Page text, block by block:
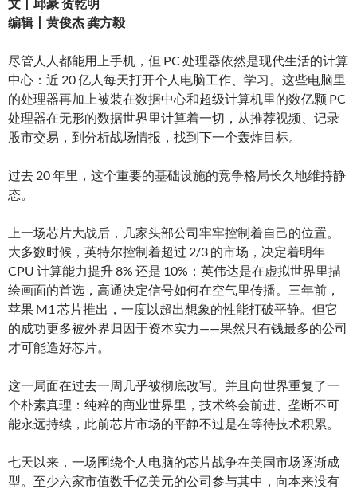
编辑丨黄俊杰 龚方毅
尽管人人都能用上手机，但 PC 处理器依然是现代生活的计算
中心：近 20 亿人每天打开个人电脑工作、学习。这些电脑里
的处理器再加上被装在数据中心和超级计算机里的数亿颗 PC
处理器在无形的数据世界里计算着一切，从推荐视频、记录
股市交易，到分析战场情报，找到下一个轰炸目标。
过去 20 年里，这个重要的基础设施的竞争格局长久地维持静
态。
上一场芯片大战后，几家头部公司牢牢控制着自己的位置。
大多数时候，英特尔控制着超过 2/3 的市场，决定着明年
CPU 计算能力提升 8% 还是 10%；英伟达是在虚拟世界里描
绘画面的首选，高通决定信号如何在空气里传播。三年前，
苹果 M1 芯片推出，一度以超出想象的性能打破平静。但它
的成功更多被外界归因于资本实力——果然只有钱最多的公司
才可能造好芯片。
这一局面在过去一周几乎被彻底改写。并且向世界重复了一
个朴素真理：纯粹的商业世界里，技术终会前进、垄断不可
能永远持续，此前芯片市场的平静不过是在等待技术积累。
七天以来，一场围绕个人电脑的芯片战争在美国市场逐渐成
型。至少六家市值数千亿美元的公司参与其中，向本来没有